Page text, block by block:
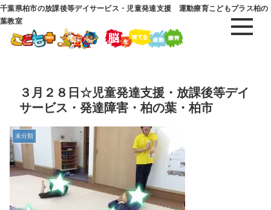
千葉県柏市の放課後等デイサービス・児童発達支援 運動療育こどもプラス柏の
葉教室
３月２８日☆児童発達支援・放課後等デイ
サービス・発達障害・柏の葉・柏市
未分類